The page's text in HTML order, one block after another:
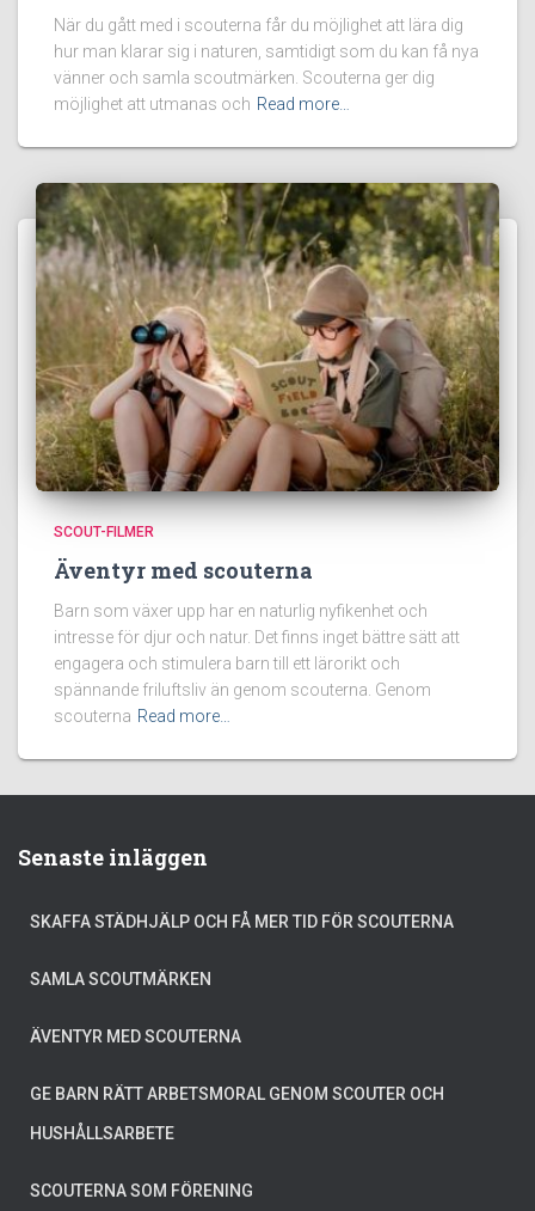
När du gått med i scouterna får du möjlighet att lära dig
hur man klarar sig i naturen, samtidigt som du kan få nya
vänner och samla scoutmärken. Scouterna ger dig
möjlighet att utmanas och Read more…
SCOUT-FILMER
Äventyr med scouterna
Barn som växer upp har en naturlig nyfikenhet och
intresse för djur och natur. Det finns inget bättre sätt att
engagera och stimulera barn till ett lärorikt och
spännande friluftsliv än genom scouterna. Genom
scouterna Read more…
Senaste inläggen
SKAFFA STÄDHJÄLP OCH FÅ MER TID FÖR SCOUTERNA
SAMLA SCOUTMÄRKEN
ÄVENTYR MED SCOUTERNA
GE BARN RÄTT ARBETSMORAL GENOM SCOUTER OCH
HUSHÅLLSARBETE
SCOUTERNA SOM FÖRENING